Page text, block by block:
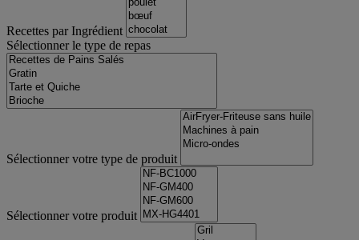
Recettes par Ingrédient
Sélectionner le type de repas
Sélectionner votre type de produit
Sélectionner votre produit